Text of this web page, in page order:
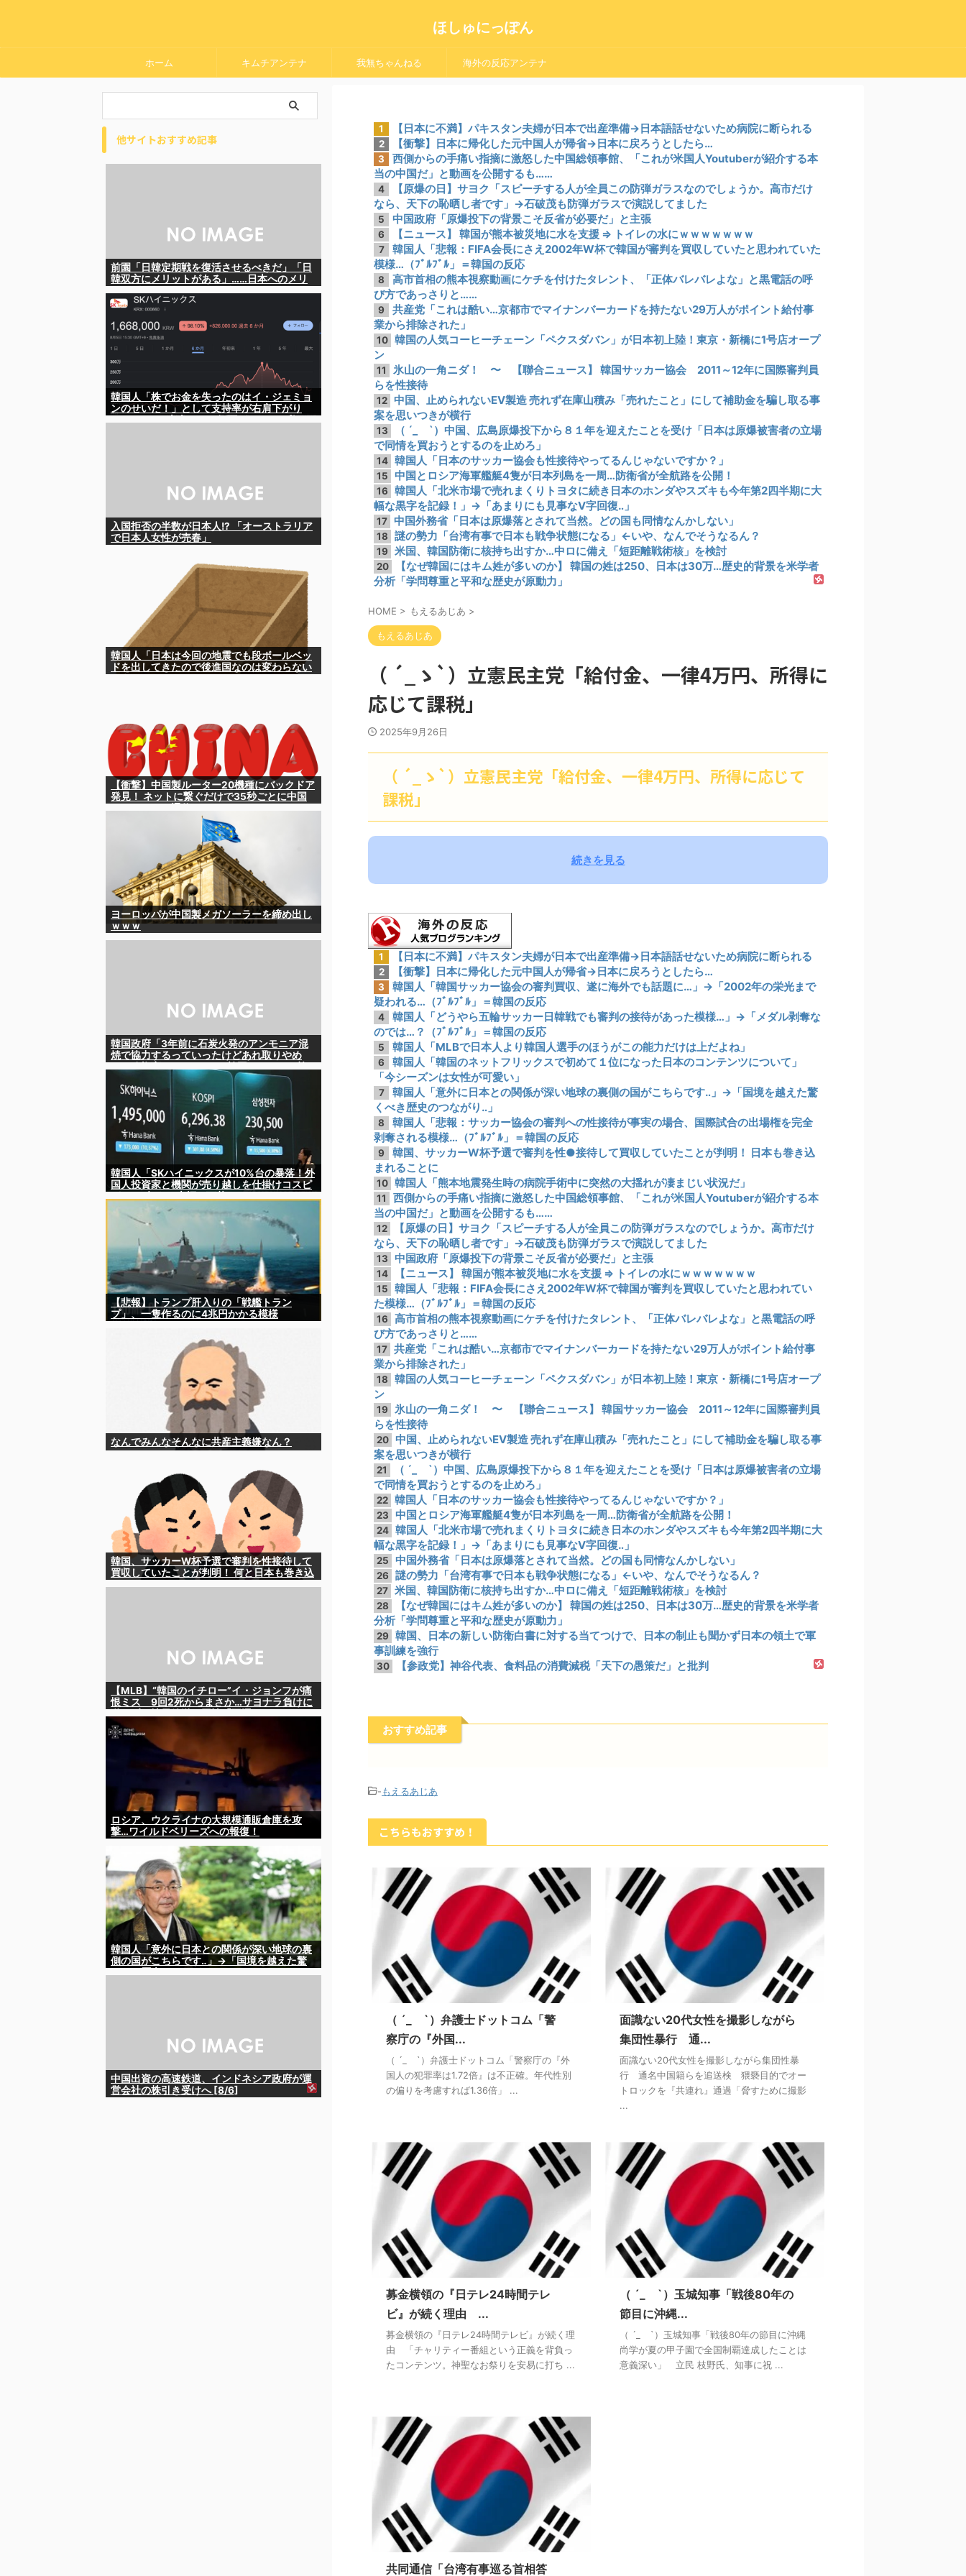
ほしゅにっぽん
ホーム キムチアンテナ 我無ちゃんねる 海外の反応アンテナ
1 【日本に不満】パキスタン夫婦が日本で出産準備→日本語話せないため病院に断られる
2 【衝撃】日本に帰化した元中国人が帰省→日本に戻ろうとしたら…
3
西側からの手痛い指摘に激怒した中国総領事館、「これが米国人Youtuberが紹介する本
当の中国だ」と動画を公開するも……
4
【原爆の日】サヨク「スピーチする人が全員この防弾ガラスなのでしょうか。高市だけ
なら、天下の恥晒し者です」→石破茂も防弾ガラスで演説してました
5 中国政府「原爆投下の背景こそ反省が必要だ」と主張
6 【ニュース】 韓国が熊本被災地に水を支援 ⇒ トイレの水にｗｗｗｗｗｗｗ
7
韓国人「悲報：FIFA会長にさえ2002年W杯で韓国が審判を買収していたと思われていた
模様…（ﾌﾞﾙﾌﾞﾙ」＝韓国の反応
8
高市首相の熊本視察動画にケチを付けたタレント、「正体バレバレよな」と黒電話の呼
び方であっさりと……
9
共産党「これは酷い…京都市でマイナンバーカードを持たない29万人がポイント給付事
業から排除された」
10 韓国の人気コーヒーチェーン「ペクスダバン」が日本初上陸！東京・新橋に1号店オープ
ン
11
氷山の一角ニダ！ 〜 【聯合ニュース】 韓国サッカー協会 2011～12年に国際審判員
らを性接待
12 中国、止められないEV製造 売れず在庫山積み「売れたこと」にして補助金を騙し取る事
案を思いつきが横行
13
（ ´_ゝ`）中国、広島原爆投下から８１年を迎えたことを受け「日本は原爆被害者の立場
で同情を買おうとするのを止めろ」
14 韓国人「日本のサッカー協会も性接待やってるんじゃないですか？」
15 中国とロシア海軍艦艇4隻が日本列島を一周…防衛省が全航路を公開！
16
韓国人「北米市場で売れまくりトヨタに続き日本のホンダやスズキも今年第2四半期に大
幅な黒字を記録！」→「あまりにも見事なV字回復‥」
17 中国外務省「日本は原爆落とされて当然。どの国も同情なんかしない」
18 謎の勢力「台湾有事で日本も戦争状態になる」←いや、なんでそうなるん？
19 米国、韓国防衛に核持ち出すか…中ロに備え「短距離戦術核」を検討
20
【なぜ韓国にはキム姓が多いのか】 韓国の姓は250、日本は30万…歴史的背景を米学者
分析「学問尊重と平和な歴史が原動力」
HOME > もえるあじあ >
もえるあじあ
（ ´_ゝ`）立憲民主党「給付金、一律4万円、所得に
応じて課税」
2025年9月26日
（ ´_ゝ`）立憲民主党「給付金、一律4万円、所得に応じて
課税」
続きを見る
1 【日本に不満】パキスタン夫婦が日本で出産準備→日本語話せないため病院に断られる
2 【衝撃】日本に帰化した元中国人が帰省→日本に戻ろうとしたら…
3
韓国人「韓国サッカー協会の審判買収、遂に海外でも話題に…」→「2002年の栄光まで
疑われる…（ﾌﾞﾙﾌﾞﾙ」＝韓国の反応
4
韓国人「どうやら五輪サッカー日韓戦でも審判の接待があった模様…」→「メダル剥奪な
のでは…？（ﾌﾞﾙﾌﾞﾙ」＝韓国の反応
5 韓国人「MLBで日本人より韓国人選手のほうがこの能力だけは上だよね」
6
韓国人「韓国のネットフリックスで初めて１位になった日本のコンテンツについて」
「今シーズンは女性が可愛い」
7
韓国人「意外に日本との関係が深い地球の裏側の国がこちらです‥」→「国境を越えた驚
くべき歴史のつながり‥」
8
韓国人「悲報：サッカー協会の審判への性接待が事実の場合、国際試合の出場権を完全
剥奪される模様…（ﾌﾞﾙﾌﾞﾙ」＝韓国の反応
9
韓国、サッカーW杯予選で審判を性●接待して買収していたことが判明！ 日本も巻き込
まれることに
10 韓国人「熊本地震発生時の病院手術中に突然の大揺れが凄まじい状況だ」
11
西側からの手痛い指摘に激怒した中国総領事館、「これが米国人Youtuberが紹介する本
当の中国だ」と動画を公開するも……
12
【原爆の日】サヨク「スピーチする人が全員この防弾ガラスなのでしょうか。高市だけ
なら、天下の恥晒し者です」→石破茂も防弾ガラスで演説してました
13 中国政府「原爆投下の背景こそ反省が必要だ」と主張
14 【ニュース】 韓国が熊本被災地に水を支援 ⇒ トイレの水にｗｗｗｗｗｗｗ
15
韓国人「悲報：FIFA会長にさえ2002年W杯で韓国が審判を買収していたと思われてい
た模様…（ﾌﾞﾙﾌﾞﾙ」＝韓国の反応
16
高市首相の熊本視察動画にケチを付けたタレント、「正体バレバレよな」と黒電話の呼
び方であっさりと……
17 共産党「これは酷い…京都市でマイナンバーカードを持たない29万人がポイント給付事
業から排除された」
18
韓国の人気コーヒーチェーン「ペクスダバン」が日本初上陸！東京・新橋に1号店オープ
ン
19
氷山の一角ニダ！ 〜 【聯合ニュース】 韓国サッカー協会 2011～12年に国際審判員
らを性接待
20 中国、止められないEV製造 売れず在庫山積み「売れたこと」にして補助金を騙し取る事
案を思いつきが横行
21
（ ´_ゝ`）中国、広島原爆投下から８１年を迎えたことを受け「日本は原爆被害者の立場
で同情を買おうとするのを止めろ」
22 韓国人「日本のサッカー協会も性接待やってるんじゃないですか？」
23 中国とロシア海軍艦艇4隻が日本列島を一周…防衛省が全航路を公開！
24 韓国人「北米市場で売れまくりトヨタに続き日本のホンダやスズキも今年第2四半期に大
幅な黒字を記録！」→「あまりにも見事なV字回復‥」
25 中国外務省「日本は原爆落とされて当然。どの国も同情なんかしない」
26 謎の勢力「台湾有事で日本も戦争状態になる」←いや、なんでそうなるん？
27 米国、韓国防衛に核持ち出すか…中ロに備え「短距離戦術核」を検討
28
【なぜ韓国にはキム姓が多いのか】 韓国の姓は250、日本は30万…歴史的背景を米学者
分析「学問尊重と平和な歴史が原動力」
29
韓国、日本の新しい防衛白書に対する当てつけで、日本の制止も聞かず日本の領土で軍
事訓練を強行
30 【参政党】神谷代表、食料品の消費減税「天下の愚策だ」と批判
おすすめ記事
-もえるあじあ
こちらもおすすめ！
（ ´_ゝ`）弁護士ドットコム「警
察庁の『外国...
（ ´_ゝ`）弁護士ドットコム「警察庁の『外
国人の犯罪率は1.72倍』は不正確。年代性別
の偏りを考慮すれば1.36倍」 ...
面識ない20代女性を撮影しながら
集団性暴行 通...
面識ない20代女性を撮影しながら集団性暴
行 通名中国籍らを追送検 猥褻目的でオー
トロックを『共連れ』通過「脅すために撮影
...
募金横領の『日テレ24時間テレ
ビ』が続く理由 ...
募金横領の『日テレ24時間テレビ』が続く理
由 「チャリティー番組という正義を背負っ
たコンテンツ。神聖なお祭りを安易に打ち ...
（ ´_ゝ`）玉城知事「戦後80年の
節目に沖縄...
（ ´_ゝ`）玉城知事「戦後80年の節目に沖縄
尚学が夏の甲子園で全国制覇達成したことは
意義深い」 立民 枝野氏、知事に祝 ...
共同通信「台湾有事巡る首相答
他サイトおすすめ記事
前園「日韓定期戦を復活させるべきだ」「日
韓双方にメリットがある」……日本へのメリ
韓国人「株でお金を失ったのはイ・ジェミョ
ンのせいだ！」として支持率が右肩下がり
入国拒否の半数が日本人!? 「オーストラリア
で日本人女性が売春」
韓国人「日本は今回の地震でも段ボールベッ
ドを出してきたので後進国なのは変わらない
【衝撃】中国製ルーター20機種にバックドア
発見！ ネットに繋ぐだけで35秒ごとに中国
ヨーロッパが中国製メガソーラーを締め出し
ｗｗｗ
韓国政府「3年前に石炭火発のアンモニア混
焼で協力するっていったけどあれ取りやめ
力ができない理由、これなんですよね
韓国人「SKハイニックスが10%台の暴落！外
国人投資家と機関が売り越しを仕掛けコスピ
【悲報】トランプ肝入りの「戦艦トラン
プ」、一隻作るのに4兆円かかる模様
なんでみんなそんなに共産主義嫌なん？
韓国、サッカーW杯予選で審判を性接待して
買収していたことが判明！ 何と日本も巻き込
【MLB】“韓国のイチロー”イ・ジョンフが痛
恨ミス 9回2死からまさか…サヨナラ負けに
ロシア、ウクライナの大規模通販倉庫を攻
撃…ワイルドベリーズへの報復！
韓国人「意外に日本との関係が深い地球の裏
側の国がこちらです‥」→「国境を越えた驚
中国出資の高速鉄道、インドネシア政府が運
営会社の株引き受けへ [8/6]